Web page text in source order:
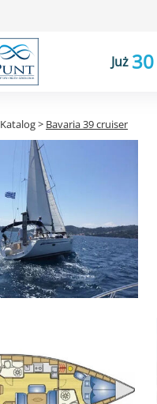
Już 30
Katalog> Bavaria 39 cruiser